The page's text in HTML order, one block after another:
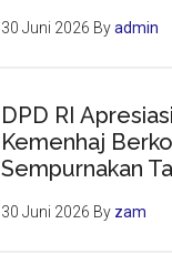
30 Juni 2026 Byadmin
DPD RI
Kemenhaj
Sempurnakan
30 Juni 2026 By zam